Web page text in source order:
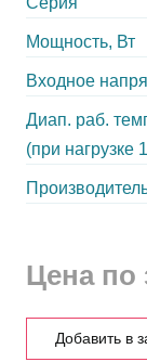
Мощность, Вт
Входное
Диап. раб.
(при нагрузке
Цена по
Добавить в